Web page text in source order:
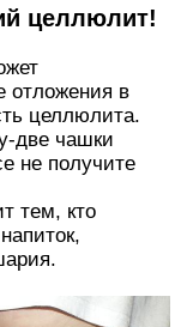
целлюлит!
отложения в
целлюлита.
две чашки
не получите
тем, кто